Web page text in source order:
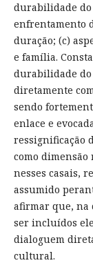
durabilidade do
enfrentamento
duração; (c)
e família.
durabilidade do
diretamente
sendo
enlace e
ressignificação
como
nesses casais,
assumido
afirmar que, na
ser incluídos
dialoguem
cultural.